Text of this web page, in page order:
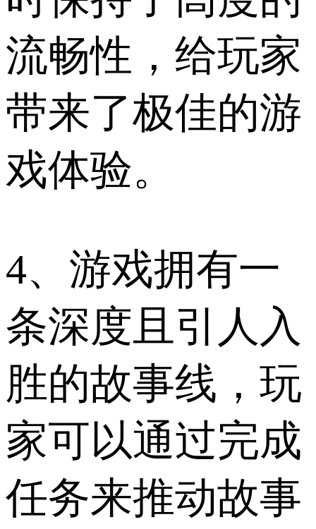
流畅性，给玩家
带来了极佳的游
戏体验。
4、游戏拥有一
条深度且引人入
胜的故事线，玩
家可以通过完成
任务来推动故事